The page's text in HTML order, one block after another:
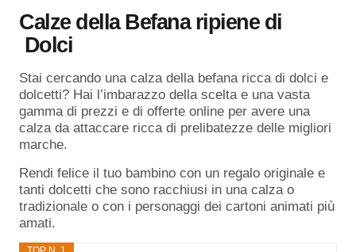
Calze della Befana ripiene di
Dolci
Stai cercando una calza della befana ricca di dolci e
dolcetti? Hai l’imbarazzo della scelta e una vasta
gamma di prezzi e di offerte online per avere una
calza da attaccare ricca di prelibatezze delle migliori
marche.
Rendi felice il tuo bambino con un regalo originale e
tanti dolcetti che sono racchiusi in una calza o
tradizionale o con i personaggi dei cartoni animati più
amati.